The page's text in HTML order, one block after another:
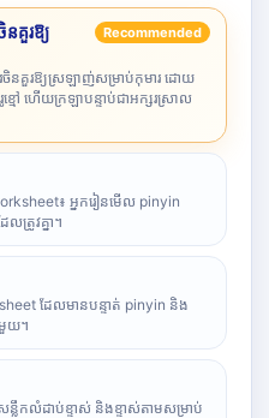
នគួរឱ្យ
Recommended
ចិនគួរឱ្យស្រឡាញ់សម្រាប់កុមារ ដោយ
មៅ ហើយក្រឡាបន្ទាប់ជាអក្សរស្រាល
៖ អ្នករៀនមើល pinyin
ត្រូវគ្នា។
ដែលមានបន្ទាត់ pinyin និង
មួយ។
លឹកលំដាប់ខ្ទាស់ និងខ្ទាស់តាមសម្រាប់